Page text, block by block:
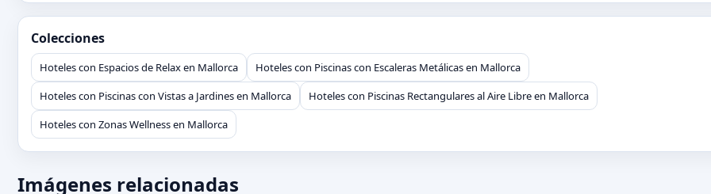
Colecciones
Hoteles con Espacios de Relax en Mallorca
Hoteles con Piscinas con Escaleras Metálicas en Mallorca
Hoteles con Piscinas con Vistas a Jardines en Mallorca
Hoteles con Piscinas Rectangulares al Aire Libre en Mallorca
Hoteles con Zonas Wellness en Mallorca
Imágenes relacionadas